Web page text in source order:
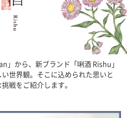
」から、新ブランド「唎酒 Rishu」
世界観。そこに込められた思いと
戦をご紹介します。